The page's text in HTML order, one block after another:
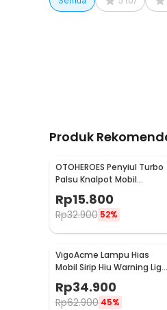
Produk
OTOHEROES Penyiul Turbo
Palsu Knalpot Mobil
Whistler 1000-2400cc L -
TUR007
Rp15.800
Rp32.900 52%
VigoAcme Lampu Hias
Mobil Sirip Hiu Warning Light
Solar Energy 8 LED - FZWJSD
Rp34.900
Rp62.900 45%